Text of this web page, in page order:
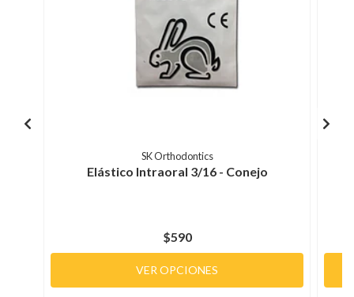
SK Orthodontics
Elástico Intraoral 3/16 - Conejo
$590
VER OPCIONES